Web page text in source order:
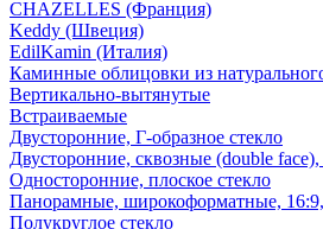
CHAZELLES (Франция)
Keddy (Швеция)
EdilKamin (Италия)
Каминные облицовки из
Вертикально-вытянутые
Встраиваемые
Двусторонние, Г-образное стекло
Двусторонние, сквозные (double
Односторонние, плоское стекло
Панорамные, широкоформатные,
Полукруглое стекло